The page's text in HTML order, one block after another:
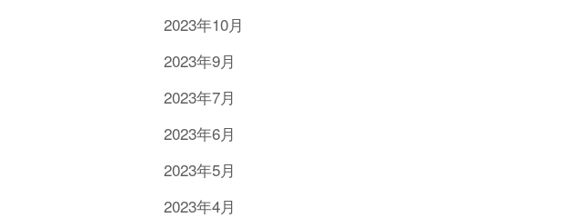
2023年10月
2023年9月
2023年7月
2023年6月
2023年5月
2023年4月